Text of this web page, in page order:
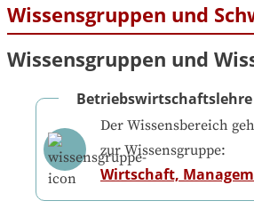
Wissensgruppen und
Wissensgruppen und
Betriebswirtschaftslehre
Der Wissensbereich
zur Wissensgruppe:
Wirtschaft,